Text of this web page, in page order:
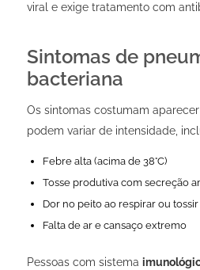
viral e exige tratamento com
Sintomas de
bacteriana
Os sintomas costumam
podem variar de intensidade,
Febre alta (acima de 38°C)
Tosse produtiva com secreção
Dor no peito ao respirar ou tossir
Falta de ar e cansaço extremo
Pessoas com sistema